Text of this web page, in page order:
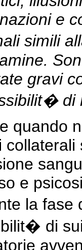
e
simili
gravi
di
quando
e
la
di